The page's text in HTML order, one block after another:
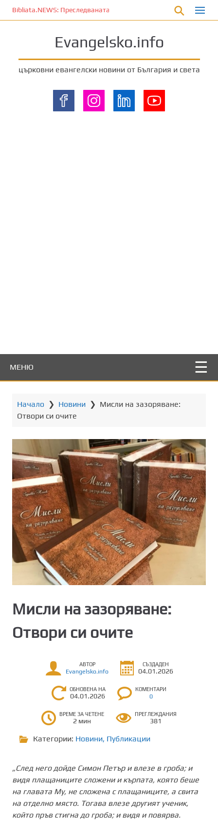
е
Bibliata.NEWS: Преследваната църква [4 декември 2025]
Evangelsko.info
църковни евангелски новини от България и света
МЕНЮ
Начало ❯ Новини ❯ Мисли на зазоряване:
Отвори си очите
Мисли на зазоряване:
Отвори си очите
АВТОР
Evangelsko.info
СЪЗДАДЕН
04.01.2026
ОБНОВЕНА НА
04.01.2026
КОМЕНТАРИ
0
ВРЕМЕ ЗА ЧЕТЕНЕ
2 мин
ПРЕГЛЕЖДАНИЯ
381
Категории: Новини, Публикации
„След него дойде Симон Петър и влезе в гроба; и
видя плащаниците сложени и кърпата, която беше
на главата Му, не сложена с плащаниците, а свита
на отделно място. Тогава влезе другият ученик,
който пръв стигна до гроба; и видя и повярва.